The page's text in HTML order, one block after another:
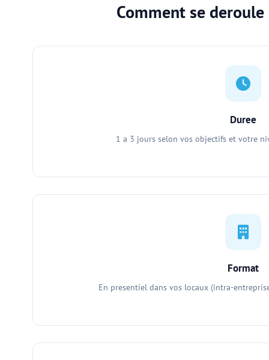
Comment se
Duree
1 a 3 jours selon vos objectifs et votre
Format
En presentiel dans vos locaux (intra-